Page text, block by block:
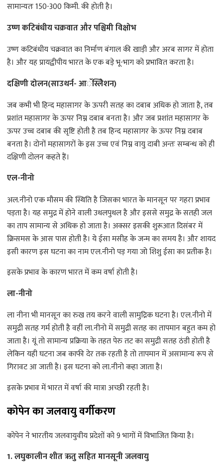
सामान्यतः 150-300 किमी. की होती है।
उष्ण कटिबंधीय चक्रवात और पश्चिमी विक्षोभ
उष्ण कटिबंधीय चक्रवात का निर्माण बंगाल की खाड़ी और अरब सागर में होता
है। और यह प्रायद्वीपीय भारत के एक बड़े भू-भाग को प्रभावित करता है।
दक्षिणी दोलन(साउथर्न- आॅस्लिेशन)
जब कभी भी हिन्द महासागर के ऊपरी सतह का दबाब अधिक हो जाता है, तब
प्रशांत महासागर के ऊपर निम्न दबाब बनता है। और जब प्रशांत महासागर के
ऊपर उच्च दबाब की सृष्टि होती है तब हिन्द महासागर के ऊपर निम्न दबाब
बनता है। दोनों महासागरों के इस उच्च एवं निम्न वायु दाबी अन्तः सम्बन्ध को ही
दक्षिणी दोलन कहते हैं।
एल-नीनो
अल.नीनो एक मौसम की स्थिति है जिसका भारत के मानसून पर गहरा प्रभाव
पड़ता है। यह समुद्र में होने वाली उथलपुथल है और इससे समुद्र के सतही जल
का ताप सामान्य से अधिक हो जाता है। अक्सर इसकी शुरूआत दिसंबर में
क्रिसमस के आस पास होती है। ये ईसा मसीह के जन्म का समय है। और शायद
इसी कारण इस घटना का नाम एल.नीनो पड़ गया जो शिशु ईसा का प्रतीक है।
इसके प्रभाव के कारण भारत में कम वर्षा होती है।
ला-नीनो
ला नीना भी मानसून का रुख तय करने वाली सामुद्रिक घटना है। एल.नीनो में
समुद्री सतह गर्म होती है वहीं ला.नीनो में समुद्री सतह का तापमान बहुत कम हो
जाता है। यूं तो सामान्य प्रक्रिया के तहत पेरु तट का समुद्री सतह ठंडी होती है
लेकिन यही घटना जब काफी देर तक रहती है तो तापमान में असामान्य रूप से
गिरावट आ जाती है। इस घटना को ला.नीनो कहा जाता है।
इसके प्रभाव में भारत में वर्षा की मात्रा अच्छी रहती है।
कोपेन का जलवायु वर्गीकरण
कोपेन ने भारतीय जलवायुवीय प्रदेशों को 9 भागों में विभाजित किया है।
1. लघुकालीन शीत ऋतु सहित मानसूनी जलवायु